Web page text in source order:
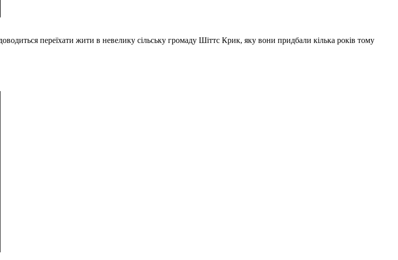
переїхати жити в невелику сільську громаду Шіттс Крик, яку вони придбали кілька років тому